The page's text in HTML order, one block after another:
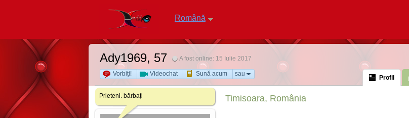
Română
Ady1969, 57 A fost online: 15 Iulie 2017
Vorbiți! Videochat Sună acum sau
Profil
Prieteni. bărbați Timisoara, România